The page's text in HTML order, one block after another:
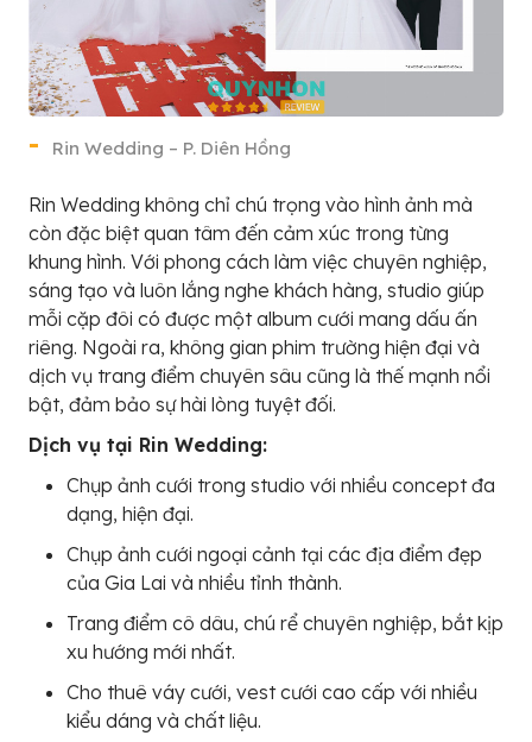
Rin Wedding – P. Diên Hồng
Rin Wedding không chỉ chú trọng vào hình ảnh mà
còn đặc biệt quan tâm đến cảm xúc trong từng
khung hình. Với phong cách làm việc chuyên nghiệp,
sáng tạo và luôn lắng nghe khách hàng, studio giúp
mỗi cặp đôi có được một album cưới mang dấu ấn
riêng. Ngoài ra, không gian phim trường hiện đại và
dịch vụ trang điểm chuyên sâu cũng là thế mạnh nổi
bật, đảm bảo sự hài lòng tuyệt đối.
Dịch vụ tại Rin Wedding:
Chụp ảnh cưới trong studio với nhiều concept đa
dạng, hiện đại.
Chụp ảnh cưới ngoại cảnh tại các địa điểm đẹp
của Gia Lai và nhiều tỉnh thành.
Trang điểm cô dâu, chú rể chuyên nghiệp, bắt kịp
xu hướng mới nhất.
Cho thuê váy cưới, vest cưới cao cấp với nhiều
kiểu dáng và chất liệu.